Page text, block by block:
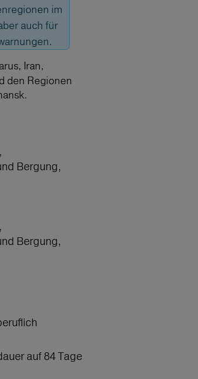
im
auch für
Iran,
den Regionen
Bergung,
Bergung,
auf 84 Tage